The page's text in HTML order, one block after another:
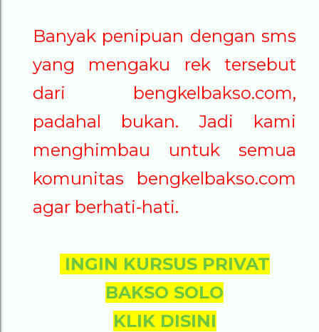
Banyak penipuan dengan sms
yang mengaku rek tersebut
dari bengkelbakso.com,
padahal bukan. Jadi kami
menghimbau untuk semua
komunitas bengkelbakso.com
agar berhati-hati.
INGIN KURSUS PRIVAT
BAKSO SOLO
KLIK DISINI